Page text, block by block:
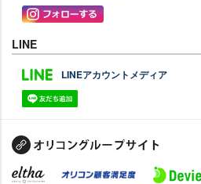
LINE
LINEアカウントメディア